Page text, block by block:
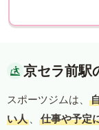
京セラ前駅
スポーツジムは、
い人 、 仕事や予定